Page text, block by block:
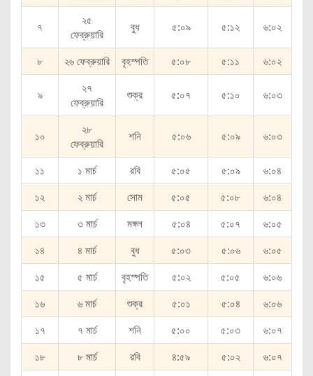
৭
২৫
ফেব্রুয়ারি
বুধ ৫:০৯ ৫:১২ ৬:০২
৮ ২৬ ফেব্রুয়ারি বৃহস্পতি ৫:০৮ ৫:১১ ৬:০২
৯
২৭
ফেব্রুয়ারি
শুক্র ৫:০৭ ৫:১০ ৬:০৩
১০
২৮
ফেব্রুয়ারি
শনি ৫:০৬ ৫:০৯ ৬:০৩
১১ ১ মার্চ রবি ৫:০৫ ৫:০৯ ৬:০৪
১২ ২ মার্চ সোম ৫:০৫ ৫:০৮ ৬:০৪
১৩ ৩ মার্চ মঙ্গল ৫:০৪ ৫:০৭ ৬:০৫
১৪ ৪ মার্চ বুধ ৫:০৩ ৫:০৬ ৬:০৫
১৫ ৫ মার্চ বৃহস্পতি ৫:০২ ৫:০৫ ৬:০৬
১৬ ৬ মার্চ শুক্র ৫:০১ ৫:০৪ ৬:০৬
১৭ ৭ মার্চ শনি ৫:০০ ৫:০৩ ৬:০৭
১৮ ৮ মার্চ রবি ৪:৫৯ ৫:০২ ৬:০৭